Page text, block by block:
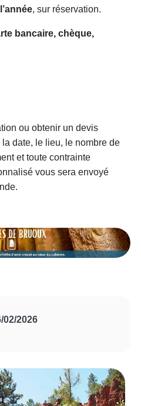
, sur réservation.
bancaire, chèque,
ou obtenir un devis
date, le lieu, le nombre de
et toute contrainte
vous sera envoyé
02/2026